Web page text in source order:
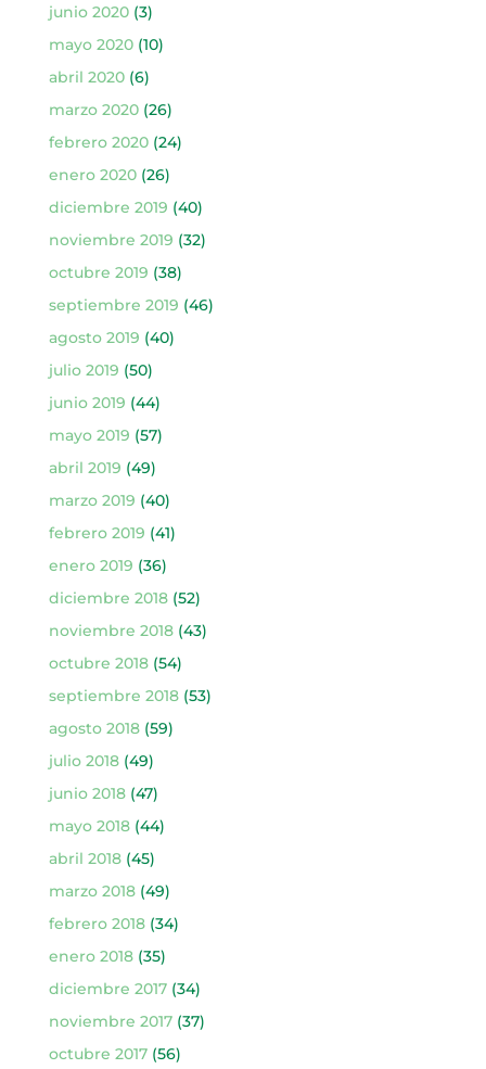
junio 2020(3)
mayo 2020(10)
abril 2020(6)
marzo 2020(26)
febrero 2020(24)
enero 2020(26)
diciembre 2019 (40)
noviembre 2019 (32)
octubre 2019 (38)
septiembre 2019 (46)
agosto 2019 (40)
julio 2019 (50)
junio 2019 (44)
mayo 2019 (57)
abril 2019 (49)
marzo 2019 (40)
febrero 2019 (41)
enero 2019 (36)
diciembre 2018(52)
noviembre 2018(43)
octubre 2018(54)
septiembre 2018(53)
agosto 2018(59)
julio 2018(49)
junio 2018(47)
mayo 2018(44)
abril 2018(45)
marzo 2018(49)
febrero 2018(34)
enero 2018(35)
diciembre 2017(34)
noviembre 2017(37)
octubre 2017(56)